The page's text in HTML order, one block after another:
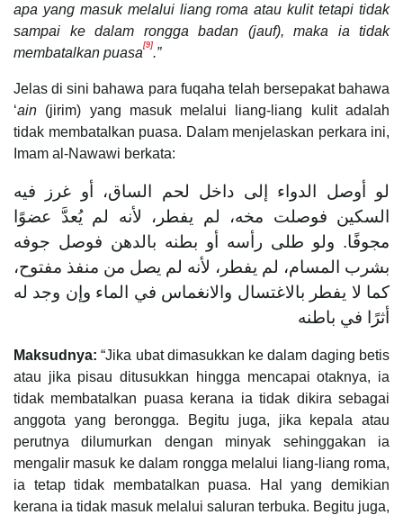
apa yang masuk melalui liang roma atau kulit tetapi tidak
sampai ke dalam rongga badan (jauf), maka ia tidak
membatalkan puasa[9].”
Jelas di sini bahawa para fuqaha telah bersepakat bahawa
‘ain (jirim) yang masuk melalui liang-liang kulit adalah
tidak membatalkan puasa. Dalam menjelaskan perkara ini,
Imam al-Nawawi berkata:
لو أوصل الدواء إلى داخل لحم الساق، أو غرز فيه
السكين فوصلت مخه، لم يفطر، لأنه لم يُعدَّ عضوًا
مجوفًا. ولو طلى رأسه أو بطنه بالدهن فوصل جوفه
بشرب المسام، لم يفطر، لأنه لم يصل من منفذ مفتوح،
كما لا يفطر بالاغتسال والانغماس في الماء وإن وجد له
أثرًا في باطنه
Maksudnya:“Jika ubat dimasukkan ke dalam daging betis
atau jika pisau ditusukkan hingga mencapai otaknya, ia
tidak membatalkan puasa kerana ia tidak dikira sebagai
anggota yang berongga. Begitu juga, jika kepala atau
perutnya dilumurkan dengan minyak sehinggakan ia
mengalir masuk ke dalam rongga melalui liang-liang roma,
ia tetap tidak membatalkan puasa. Hal yang demikian
kerana ia tidak masuk melalui saluran terbuka. Begitu juga,